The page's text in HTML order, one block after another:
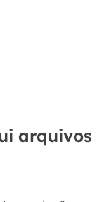
arquivos